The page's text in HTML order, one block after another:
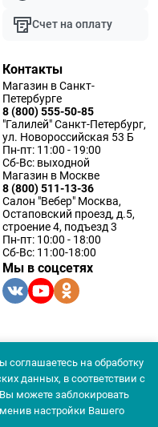
Счет на оплату
Контакты
Магазин в Санкт-
Петербурге
8 (800) 555-50-85
"Галилей" Санкт-Петербург,
ул. Новороссийская 53 Б
Пн-пт: 11:00 - 19:00
Сб-Вс: выходной
Магазин в Москве
8 (800) 511-13-36
Салон "Вебер" Москва,
Остаповский проезд, д.5,
строение 4, подъезд 3
Пн-пт: 10:00 - 18:00
Сб-Вс: 11:00-18:00
Мы в соцсетях
приборы»
данных
на обработку
данных, в соответствии с
можете заблокировать
настройки Вашего